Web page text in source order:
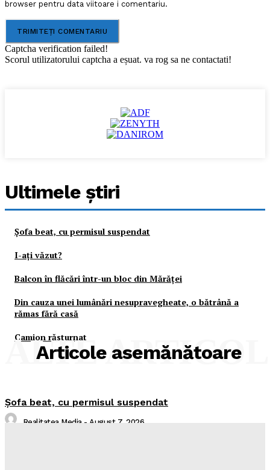
browser pentru data viitoare i comentariu.
Captcha verification failed!
Scorul utilizatorului captcha a eșuat. va rog sa ne contactati!
Ultimele ştiri
Şofa beat, cu permisul suspendat
I-aţi văzut?
Balcon în flăcări într-un bloc din Mărăţei
Din cauza unei lumânări nesupravegheate, o bătrână a
rămas fără casă
Camion răsturnat
Articole asemănătoare
ALTE
Şofa beat, cu permisul suspendat
Realitatea Media - August 7, 2026